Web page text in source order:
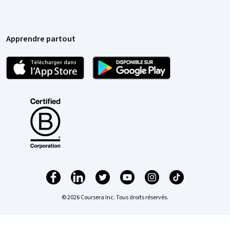
Apprendre partout
© 2026 Coursera Inc. Tous droits réservés.